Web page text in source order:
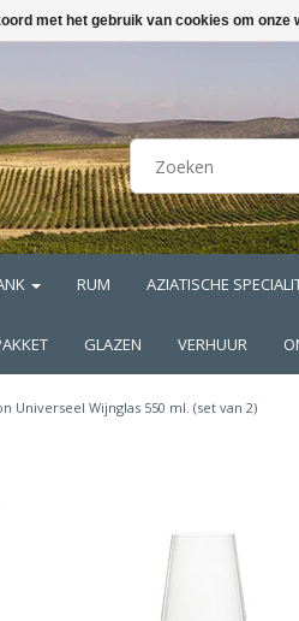
RUM AZIATISCHE
GLAZEN VERHUUR
Universeel Wijnglas 550 ml. (set van 2)
met het gebruik van cookies om onze